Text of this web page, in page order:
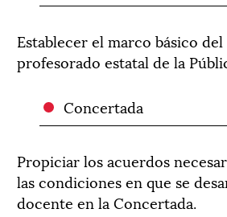
Establecer el marco básico
profesorado estatal de la
Concertada
Propiciar los acuerdos
las condiciones en que se
docente en la Concertada.